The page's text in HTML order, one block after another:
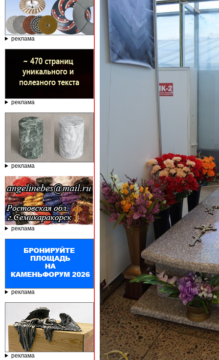
реклама
реклама
реклама
реклама
реклама
реклама